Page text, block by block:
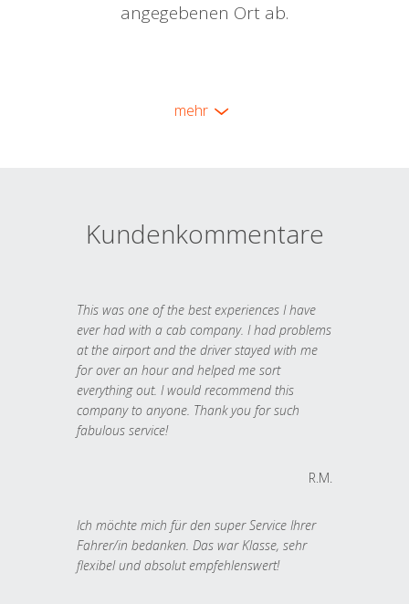
angegebenen Ort ab.
mehr
Kundenkommentare
This was one of the best experiences I have
ever had with a cab company. I had problems
at the airport and the driver stayed with me
for over an hour and helped me sort
everything out. I would recommend this
company to anyone. Thank you for such
fabulous service!
R.M.
Ich möchte mich für den super Service Ihrer
Fahrer/in bedanken. Das war Klasse, sehr
flexibel und absolut empfehlenswert!